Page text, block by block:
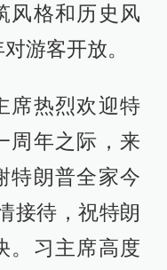
风格和历史风
游客开放。
席热烈欢迎特
周年之际，来
特朗普全家今
接待，祝特朗
。习主席高度